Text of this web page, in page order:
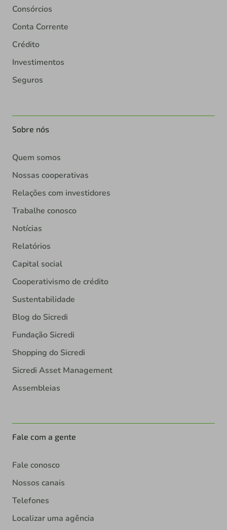
Consórcios
Conta Corrente
Crédito
Investimentos
Seguros
Sobre nós
Quem somos
Nossas cooperativas
Relações com investidores
Trabalhe conosco
Notícias
Relatórios
Capital social
Cooperativismo de crédito
Sustentabilidade
Blog do Sicredi
Fundação Sicredi
Shopping do Sicredi
Sicredi Asset Management
Assembleias
Fale com a gente
Fale conosco
Nossos canais
Telefones
Localizar uma agência